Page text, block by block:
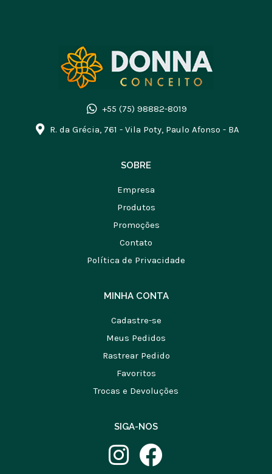
+55 (75) 98882-8019
R. da Grécia, 761 - Vila Poty, Paulo Afonso - BA
SOBRE
Empresa
Produtos
Promoções
Contato
Política de Privacidade
MINHA CONTA
Cadastre-se
Meus Pedidos
Rastrear Pedido
Favoritos
Trocas e Devoluções
SIGA-NOS